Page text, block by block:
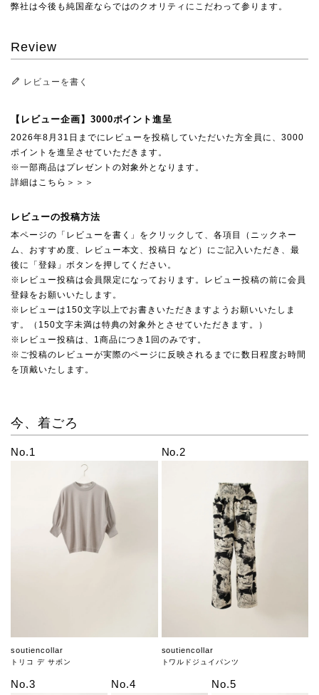
弊社は今後も純国産ならではのクオリティにこだわって参ります。
Review
レビューを書く
【レビュー企画】3000ポイント進呈
2026年8月31日までにレビューを投稿していただいた方全員に、3000
ポイントを進呈させていただきます。
※一部商品はプレゼントの対象外となります。
詳細はこちら＞＞＞
レビューの投稿方法
本ページの「レビューを書く」をクリックして、各項目（ニックネー
ム、おすすめ度、レビュー本文、投稿日 など）にご記入いただき、最
後に「登録」ボタンを押してください。
※レビュー投稿は会員限定になっております。レビュー投稿の前に会員
登録をお願いいたします。
※レビューは150文字以上でお書きいただきますようお願いいたしま
す。（150文字未満は特典の対象外とさせていただきます。）
※レビュー投稿は、1商品につき1回のみです。
※ご投稿のレビューが実際のページに反映されるまでに数日程度お時間
を頂戴いたします。
今、着ごろ
No.1
soutiencollar
トリコ デ サボン
No.2
soutiencollar
トワルドジュイパンツ
No.3 No.4 No.5